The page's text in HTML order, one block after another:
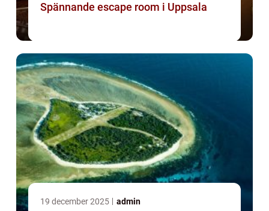
Spännande escape room i Uppsala
19 december 2025 admin